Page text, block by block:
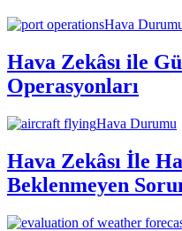
Hava
Hava Zekâsı ile
Operasyonları
Hava Durumu
Hava Zekâsı İle
Beklenmeyen